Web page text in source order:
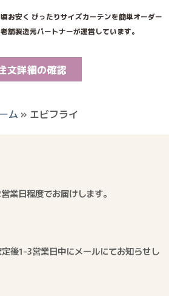
お安く ぴったりサイズカーテンを簡単オーダー
舗製造元パートナーが運営しています。
文詳細の確認
ム » エビフライ
業日程度でお届けします。
後1-3営業日中にメールにてお知らせし